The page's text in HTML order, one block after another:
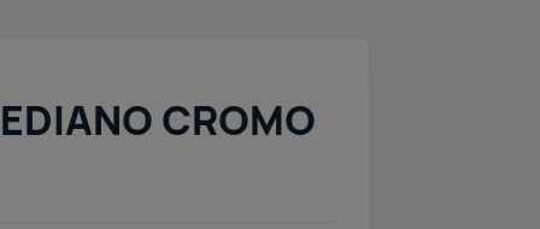
CROMO